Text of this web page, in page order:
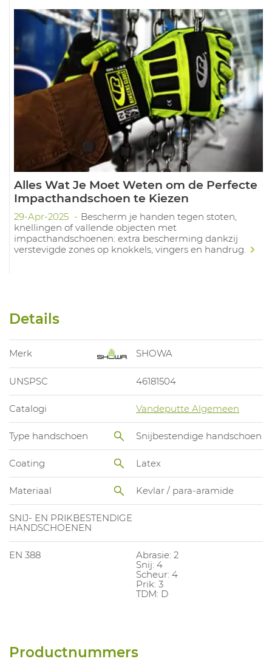
Alles Wat Je Moet Weten om de Perfecte
Impacthandschoen te Kiezen
29-Apr-2025
Bescherm je handen tegen stoten,
knellingen of vallende objecten met
impacthandschoenen: extra bescherming dankzij
verstevigde zones op knokkels, vingers en handrug.
Details
Merk SHOWA
UNSPSC 46181504
Catalogi Vandeputte Algemeen
Type handschoen Snijbestendige handschoen
Coating Latex
Materiaal Kevlar / para-aramide
SNIJ- EN PRIKBESTENDIGE
HANDSCHOENEN
EN 388
Abrasie: 2
Snij: 4
Scheur: 4
Prik: 3
TDM: D
Productnummers